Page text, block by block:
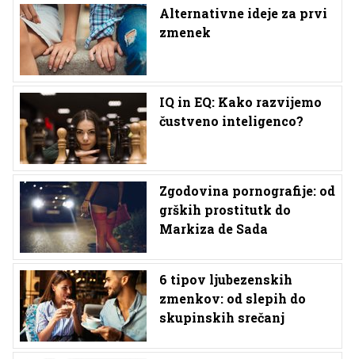
Alternativne ideje za prvi
zmenek
IQ in EQ: Kako razvijemo
čustveno inteligenco?
Zgodovina pornografije: od
grških prostitutk do
Markiza de Sada
6 tipov ljubezenskih
zmenkov: od slepih do
skupinskih srečanj